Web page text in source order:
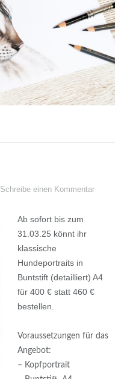
Schreibe einen Kommentar
Ab sofort bis zum
31.03.25 könnt ihr
klassische
Hundeportraits in
Buntstift (detailliert) A4
für 400 € statt 460 €
bestellen.
Voraussetzungen für das
Angebot:
– Kopfportrait